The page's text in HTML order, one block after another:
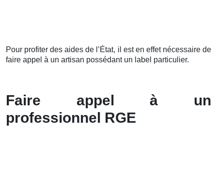
Pour profiter des aides de l’État, il est en effet nécessaire de
faire appel à un artisan possédant un label particulier.
Faire appel à un
professionnel RGE